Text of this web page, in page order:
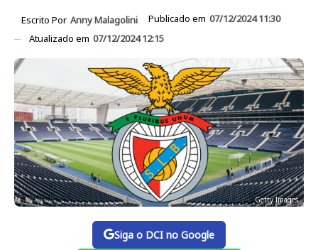
Escrito Por Anny Malagolini Publicado em 07/12/2024 11:30
Atualizado em 07/12/2024 12:15
Getty Images
Siga o DCI no Google